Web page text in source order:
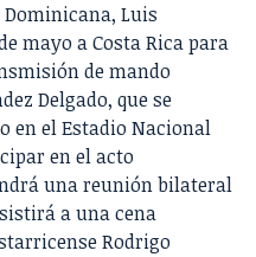
Luis
mayo a Costa Rica para
de mando
Delgado, que se
en el Estadio Nacional
en el acto
una reunión bilateral
a una cena
Rodrigo